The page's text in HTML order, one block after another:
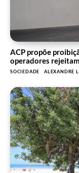
ACP propõe
operadores
SOCIEDADE ALEXANDRE